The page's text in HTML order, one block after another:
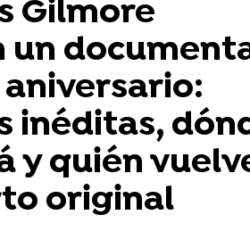
Gilmore
un
aniversario:
inéditas,
y quién
original